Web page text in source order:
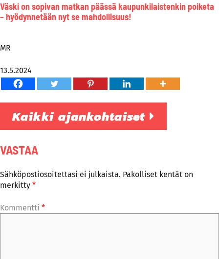
Väski on sopivan matkan päässä kaupunkilaistenkin poiketa
– hyödynnetään nyt se mahdollisuus!
MR
13.5.2024
Kaikki ajankohtaiset
VASTAA
Sähköpostiosoitettasi ei julkaista. Pakolliset kentät on
merkitty *
Kommentti *